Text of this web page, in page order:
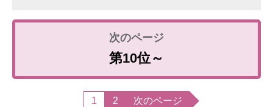
第10位～
1 2 次のページ